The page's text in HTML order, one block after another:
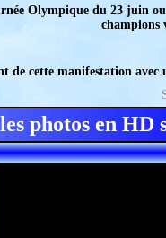
Olympique du 23 juin
champions
de cette manifestation
photos en